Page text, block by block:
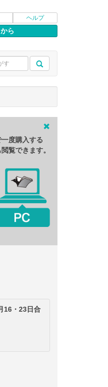
ヘルプ
ら
度購入する
覧できます。
16・23日合